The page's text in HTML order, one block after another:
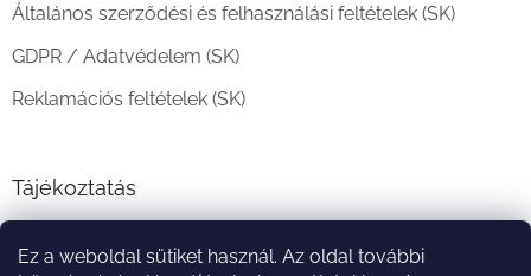
Ez a weboldal sütiket használ. Az oldal további
Általános szerződési és felhasználási feltételek (SK)
GDPR / Adatvédelem (SK)
Reklamációs feltételek (SK)
Tájékoztatás